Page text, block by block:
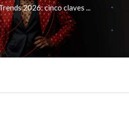
2026: cinco claves ...